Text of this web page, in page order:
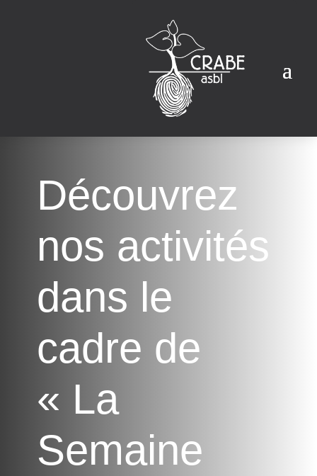
Découvrez
nos activités
dans le
cadre de
« La
Semaine